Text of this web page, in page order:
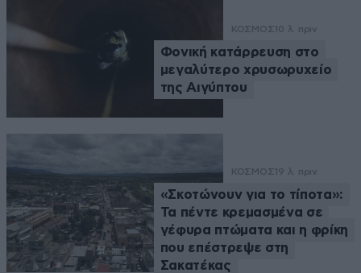
ΚΟΣΜΟΣ 10 λ. πριν
Φονική κατάρρευση στο
μεγαλύτερο χρυσωρυχείο
της Αιγύπτου
ΚΟΣΜΟΣ 19 λ. πριν
«Σκοτώνουν για το τίποτα»:
Τα πέντε κρεμασμένα σε
γέφυρα πτώματα και η φρίκη
που επέστρεψε στη
Σακατέκας